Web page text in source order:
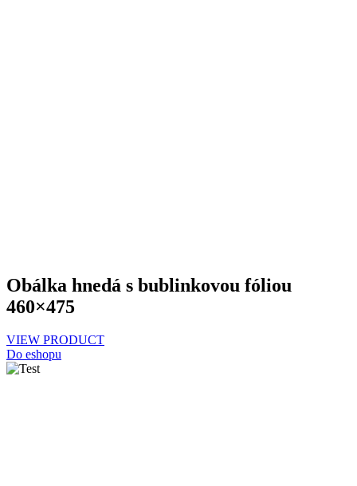
Obálka hnedá s bublinkovou fóliou
460×475
VIEW PRODUCT
Do eshopu